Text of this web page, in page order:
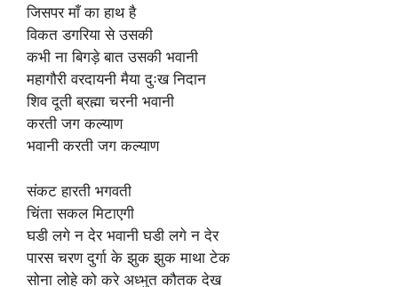
जिसपर माँ का हाथ है
विकत डगरिया से उसकी
कभी ना बिगड़े बात उसकी भवानी
महागौरी वरदायनी मैया दुःख निदान
शिव दूती ब्रह्मा चरनी भवानी
करती जग कल्याण
भवानी करती जग कल्याण
संकट हारती भगवती
चिंता सकल मिटाएगी
घडी लगे न देर भवानी घडी लगे न देर
पारस चरण दुर्गा के झुक झुक माथा टेक
सोना लोहे को करे अध्भुत कौतक देख